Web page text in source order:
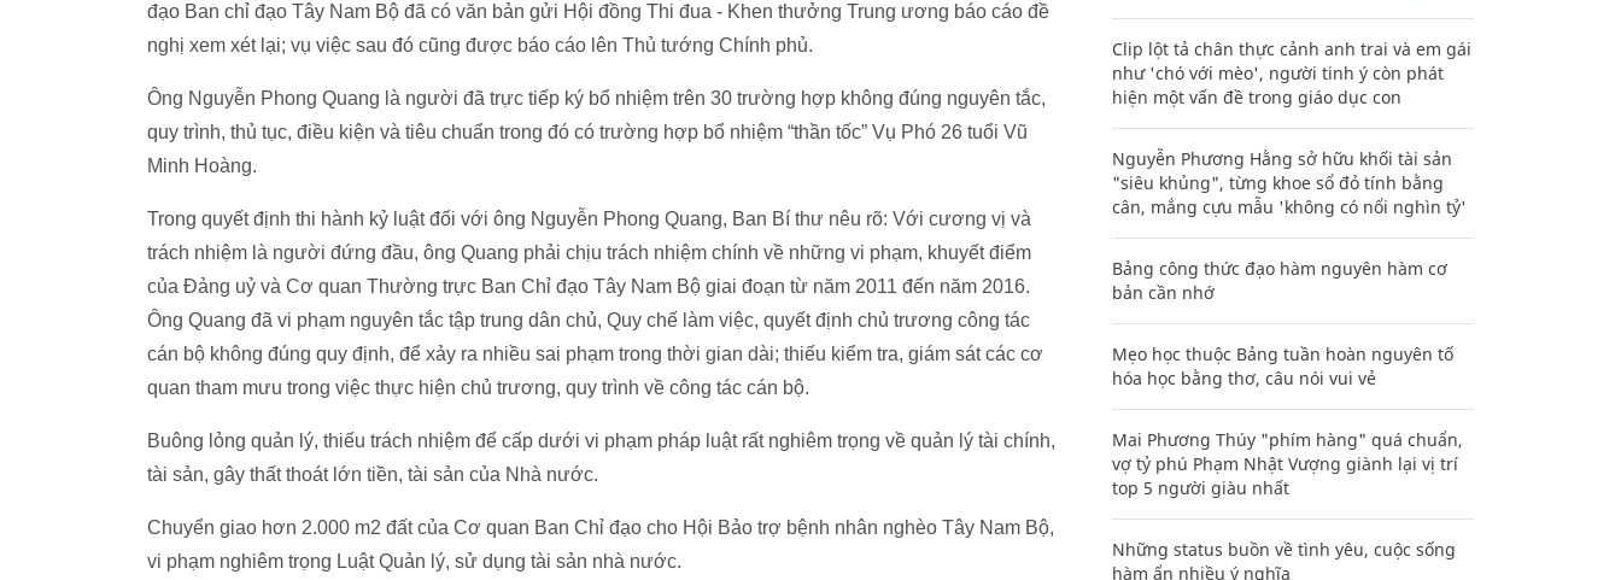
đạo Ban chỉ đạo Tây Nam Bộ đã có văn bản gửi Hội đồng Thi đua - Khen thưởng Trung ương báo cáo đề
nghị xem xét lại; vụ việc sau đó cũng được báo cáo lên Thủ tướng Chính phủ.
Ông Nguyễn Phong Quang là người đã trực tiếp ký bổ nhiệm trên 30 trường hợp không đúng nguyên tắc,
quy trình, thủ tục, điều kiện và tiêu chuẩn trong đó có trường hợp bổ nhiệm “thần tốc” Vụ Phó 26 tuổi Vũ
Minh Hoàng.
Trong quyết định thi hành kỷ luật đối với ông Nguyễn Phong Quang, Ban Bí thư nêu rõ: Với cương vị và
trách nhiệm là người đứng đầu, ông Quang phải chịu trách nhiệm chính về những vi phạm, khuyết điểm
của Đảng uỷ và Cơ quan Thường trực Ban Chỉ đạo Tây Nam Bộ giai đoạn từ năm 2011 đến năm 2016.
Ông Quang đã vi phạm nguyên tắc tập trung dân chủ, Quy chế làm việc, quyết định chủ trương công tác
cán bộ không đúng quy định, để xảy ra nhiều sai phạm trong thời gian dài; thiếu kiểm tra, giám sát các cơ
quan tham mưu trong việc thực hiện chủ trương, quy trình về công tác cán bộ.
Buông lỏng quản lý, thiếu trách nhiệm để cấp dưới vi phạm pháp luật rất nghiêm trọng về quản lý tài chính,
tài sản, gây thất thoát lớn tiền, tài sản của Nhà nước.
Chuyển giao hơn 2.000 m2 đất của Cơ quan Ban Chỉ đạo cho Hội Bảo trợ bệnh nhân nghèo Tây Nam Bộ,
vi phạm nghiêm trọng Luật Quản lý, sử dụng tài sản nhà nước.
Clip lột tả chân thực cảnh anh trai và em gái
như 'chó với mèo', người tinh ý còn phát
hiện một vấn đề trong giáo dục con
Nguyễn Phương Hằng sở hữu khối tài sản
"siêu khủng", từng khoe sổ đỏ tính bằng
cân, mắng cựu mẫu 'không có nổi nghìn tỷ'
Bảng công thức đạo hàm nguyên hàm cơ
bản cần nhớ
Mẹo học thuộc Bảng tuần hoàn nguyên tố
hóa học bằng thơ, câu nói vui vẻ
Mai Phương Thúy "phím hàng" quá chuẩn,
vợ tỷ phú Phạm Nhật Vượng giành lại vị trí
top 5 người giàu nhất
Những status buồn về tình yêu, cuộc sống
hàm ẩn nhiều ý nghĩa